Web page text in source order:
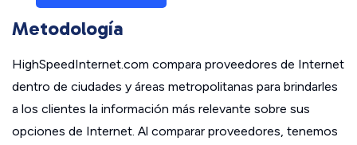
Metodología
HighSpeedInternet.com compara proveedores de Internet
dentro de ciudades y áreas metropolitanas para brindarles
a los clientes la información más relevante sobre sus
opciones de Internet. Al comparar proveedores, tenemos